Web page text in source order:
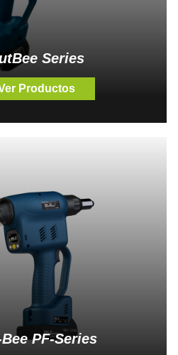
Series
Productos
PF-Series